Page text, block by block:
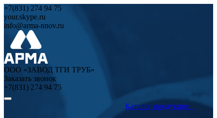
+7(831) 274 94 75
your.skype.ru
info@arma-nnov.ru
ООО «ЗАВОД ТГИ ТРУБ»
Заказать звонок
+7(831) 274 94 75
Каталог продукции